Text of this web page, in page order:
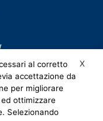
X
al corretto
accettazione da
per migliorare
ed ottimizzare
Selezionando